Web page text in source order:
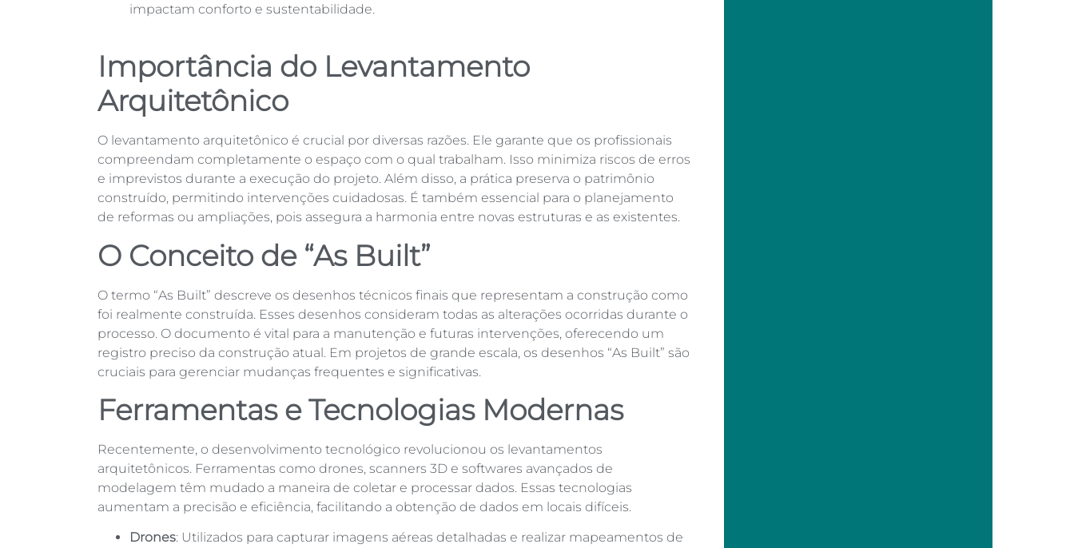
impactam conforto e sustentabilidade.
Importância do Levantamento
Arquitetônico
O levantamento arquitetônico é crucial por diversas razões. Ele garante que os profissionais
compreendam completamente o espaço com o qual trabalham. Isso minimiza riscos de erros
e imprevistos durante a execução do projeto. Além disso, a prática preserva o patrimônio
construído, permitindo intervenções cuidadosas. É também essencial para o planejamento
de reformas ou ampliações, pois assegura a harmonia entre novas estruturas e as existentes.
O Conceito de “As Built”
O termo “As Built” descreve os desenhos técnicos finais que representam a construção como
foi realmente construída. Esses desenhos consideram todas as alterações ocorridas durante o
processo. O documento é vital para a manutenção e futuras intervenções, oferecendo um
registro preciso da construção atual. Em projetos de grande escala, os desenhos “As Built” são
cruciais para gerenciar mudanças frequentes e significativas.
Ferramentas e Tecnologias Modernas
Recentemente, o desenvolvimento tecnológico revolucionou os levantamentos
arquitetônicos. Ferramentas como drones, scanners 3D e softwares avançados de
modelagem têm mudado a maneira de coletar e processar dados. Essas tecnologias
aumentam a precisão e eficiência, facilitando a obtenção de dados em locais difíceis.
Drones: Utilizados para capturar imagens aéreas detalhadas e realizar mapeamentos de